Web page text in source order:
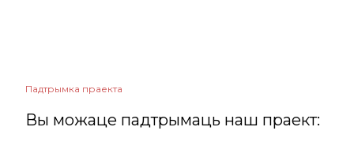
Падтрымка праекта
Вы можаце падтрымаць наш праект: